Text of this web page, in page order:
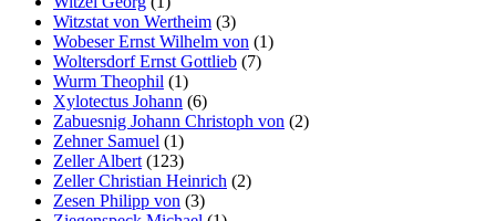
Witzstat von Wertheim (3)
Wobeser Ernst Wilhelm von (1)
Woltersdorf Ernst Gottlieb (7)
Wurm Theophil (1)
Xylotectus Johann (6)
Zabuesnig Johann Christoph von (2)
Zehner Samuel (1)
Zeller Albert (123)
Zeller Christian Heinrich (2)
Zesen Philipp von (3)